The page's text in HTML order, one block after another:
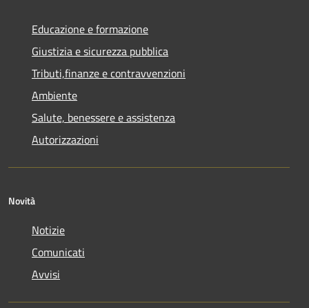
Educazione e formazione
Giustizia e sicurezza pubblica
Tributi,finanze e contravvenzioni
Ambiente
Salute, benessere e assistenza
Autorizzazioni
Novità
Notizie
Comunicati
Avvisi